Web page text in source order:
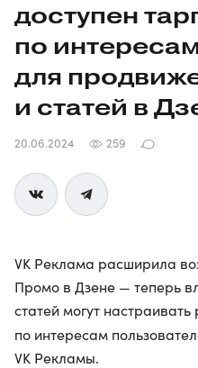
доступен
по
для
и статей в
20.06.2024 259
VK Реклама расширила
Промо в Дзене — теперь
статей могут
по интересам
VK Рекламы.